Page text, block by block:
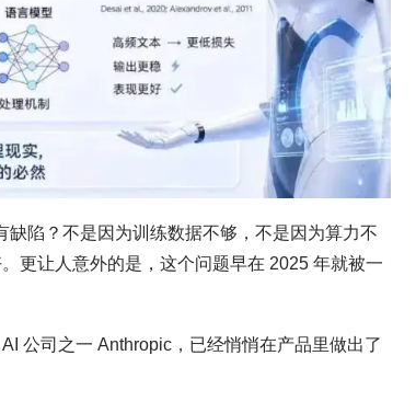
陷？不是因为训练数据不够，不是因为算力不
更让人意外的是，这个问题早在 2025 年就被一
公司之一 Anthropic，已经悄悄在产品里做出了